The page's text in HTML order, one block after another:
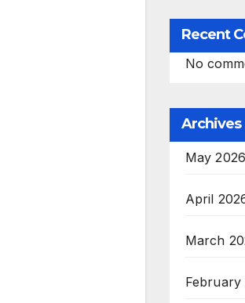
Recent
No
Archives
May 2026
April
March
February